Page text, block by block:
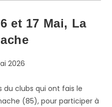
et 17 Mai, La
2026
du clubs qui ont fais le
(85), pour participer à